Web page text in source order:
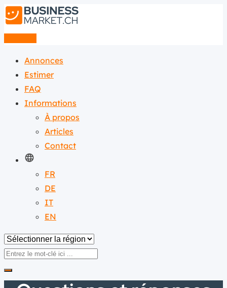
Annonces
Estimer
FAQ
Informations
À propos
Articles
Contact
FR
DE
IT
EN